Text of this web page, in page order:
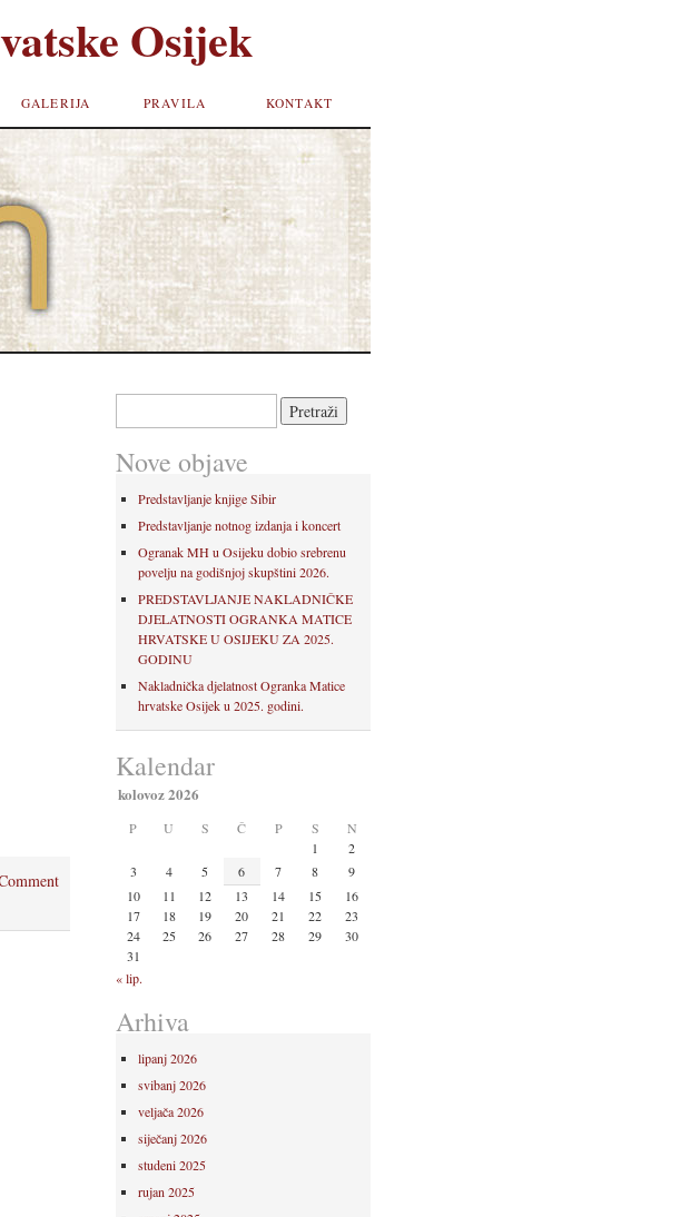
Osijek
GALERIJA PRAVILA KONTAKT
Nove objave
Predstavljanje knjige Sibir
Predstavljanje notnog izdanja i koncert
Ogranak MH u Osijeku dobio srebrenu
povelju na godišnjoj skupštini 2026.
PREDSTAVLJANJE NAKLADNIČKE
DJELATNOSTI OGRANKA MATICE
HRVATSKE U OSIJEKU ZA 2025.
GODINU
Nakladnička djelatnost Ogranka Matice
hrvatske Osijek u 2025. godini.
Kalendar
kolovoz 2026
P U S Č P S N
« lip.
1
2
3
4 5 6 7 8
9
10
11 12 13 14 15
16
17
18 19 20 21 22
23
24
25 26 27 28 29
30
31
Arhiva
lipanj 2026
svibanj 2026
veljača 2026
siječanj 2026
studeni 2025
rujan 2025